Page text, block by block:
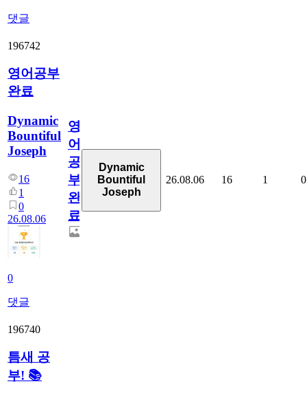
댓글
196742
영어공부
완료
Dynamic
Bountiful
Joseph
16
1
0
26.08.06
0
댓글
영
어
공
부
완
료
Dynamic
Bountiful
Joseph
26.08.06 16 1 0
196740
틈새 공
부! 📚